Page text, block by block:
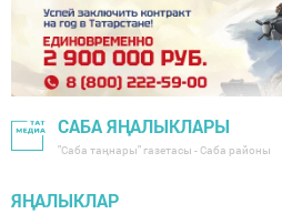
САБА ЯҢАЛЫКЛАРЫ
"Саба таңнары" газетасы - Саба районы
ЯҢАЛЫКЛАР